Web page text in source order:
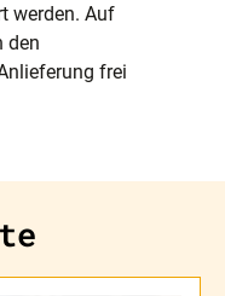
werden. Auf
den
frei